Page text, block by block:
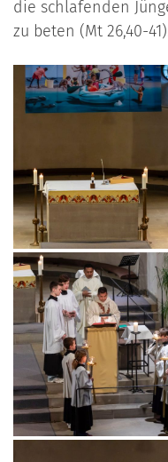
die schlafenden
zu beten (Mt 26,40-